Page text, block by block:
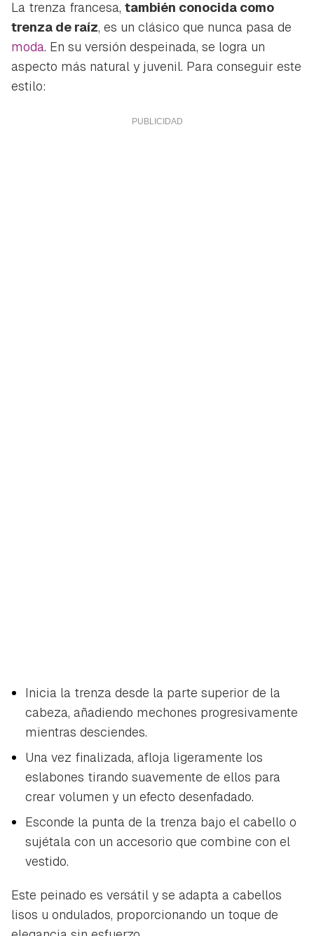
La trenza francesa, también conocida como
trenza de raíz, es un clásico que nunca pasa de
moda. En su versión despeinada, se logra un
aspecto más natural y juvenil. Para conseguir este
estilo:
Inicia la trenza desde la parte superior de la
cabeza, añadiendo mechones progresivamente
mientras desciendes.
Una vez finalizada, afloja ligeramente los
eslabones tirando suavemente de ellos para
crear volumen y un efecto desenfadado.
Esconde la punta de la trenza bajo el cabello o
sujétala con un accesorio que combine con el
vestido.
Este peinado es versátil y se adapta a cabellos
lisos u ondulados, proporcionando un toque de